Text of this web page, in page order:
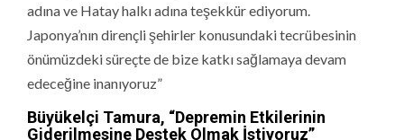
adına ve Hatay halkı adına teşekkür ediyorum.
Japonya’nın dirençli şehirler konusundaki tecrübesinin
önümüzdeki süreçte de bize katkı sağlamaya devam
edeceğine inanıyoruz”
Büyükelçi Tamura, “Depremin Etkilerinin
Giderilmesine Destek Olmak İstiyoruz”